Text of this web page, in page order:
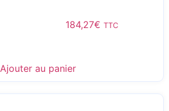
184,27€ TTC
Ajouter au panier